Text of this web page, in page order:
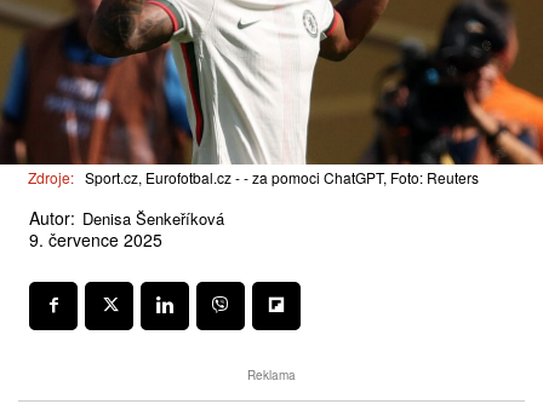
Zdroje: Sport.cz, Eurofotbal.cz - - za pomoci ChatGPT, Foto: Reuters
Autor: Denisa Šenkeříková
9. července 2025
Reklama